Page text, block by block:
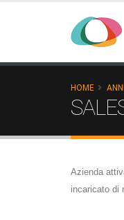
HOME
Azienda
incaricato di